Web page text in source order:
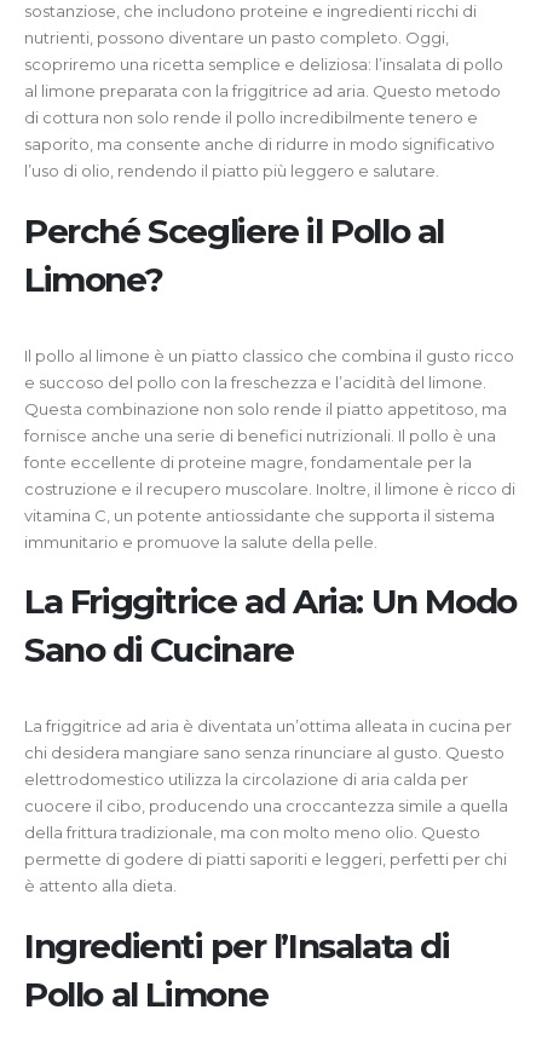
sostanziose, che includono proteine e ingredienti ricchi di
nutrienti, possono diventare un pasto completo. Oggi,
scopriremo una ricetta semplice e deliziosa: l’insalata di pollo
al limone preparata con la friggitrice ad aria. Questo metodo
di cottura non solo rende il pollo incredibilmente tenero e
saporito, ma consente anche di ridurre in modo significativo
l’uso di olio, rendendo il piatto più leggero e salutare.
Perché Scegliere il Pollo al
Limone?
Il pollo al limone è un piatto classico che combina il gusto ricco
e succoso del pollo con la freschezza e l’acidità del limone.
Questa combinazione non solo rende il piatto appetitoso, ma
fornisce anche una serie di benefici nutrizionali. Il pollo è una
fonte eccellente di proteine magre, fondamentale per la
costruzione e il recupero muscolare. Inoltre, il limone è ricco di
vitamina C, un potente antiossidante che supporta il sistema
immunitario e promuove la salute della pelle.
La Friggitrice ad Aria: Un Modo
Sano di Cucinare
La friggitrice ad aria è diventata un’ottima alleata in cucina per
chi desidera mangiare sano senza rinunciare al gusto. Questo
elettrodomestico utilizza la circolazione di aria calda per
cuocere il cibo, producendo una croccantezza simile a quella
della frittura tradizionale, ma con molto meno olio. Questo
permette di godere di piatti saporiti e leggeri, perfetti per chi
è attento alla dieta.
Ingredienti per l’Insalata di
Pollo al Limone